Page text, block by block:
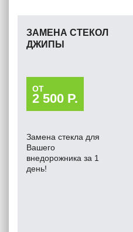
ЗАМЕНА СТЕКОЛ
ДЖИПЫ
ОТ
2 500 Р.
Замена стекла для
Вашего
внедорожника за 1
день!